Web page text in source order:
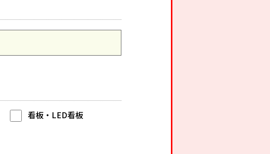
看板・LED看板